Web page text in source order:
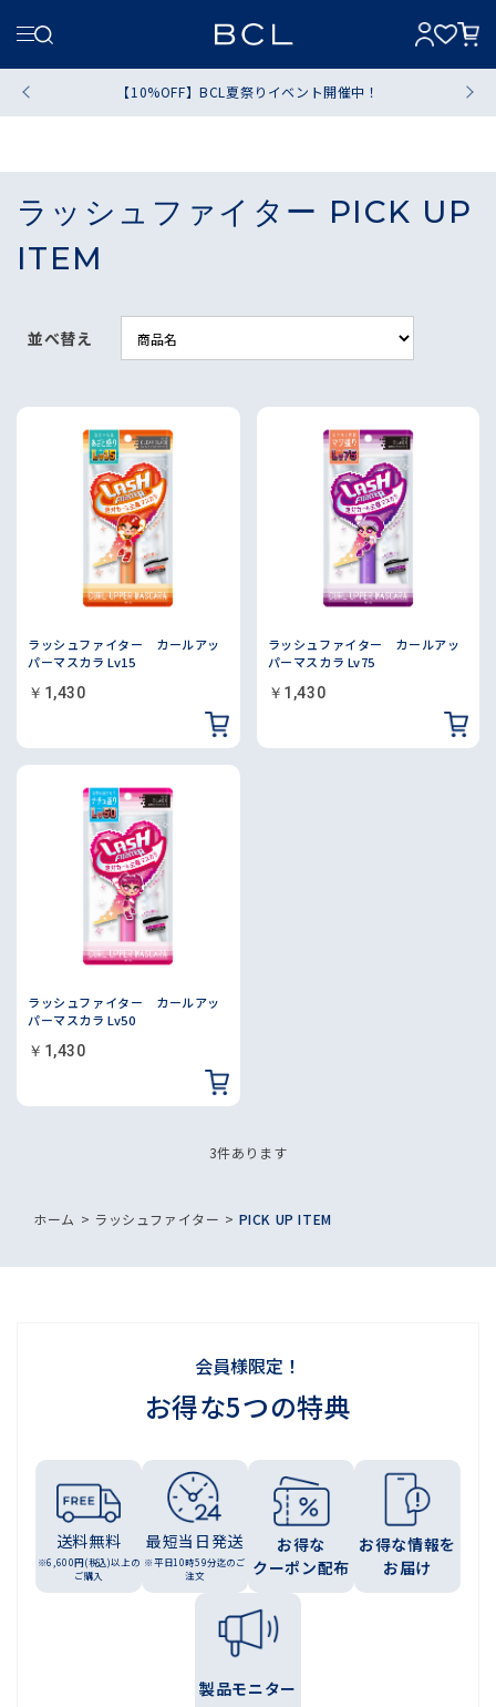
【10%OFF】BCL夏祭りイベント開催中！
ラッシュファイター PICK UP
ITEM
並べ替え
ラッシュファイター カールアッ
パーマスカラ Lv15
￥1,430
ラッシュファイター カールアッ
パーマスカラ Lv75
￥1,430
ラッシュファイター カールアッ
パーマスカラ Lv50
￥1,430
3件あります
ホーム > ラッシュファイター > PICK UP ITEM
会員様限定！
お得な5つの特典
送料無料
※6,600円(税込)以上の
ご購入
最短当日発送
※平日10時59分迄のご
注文
お得な
クーポン配布
お得な情報を
お届け
製品モニター